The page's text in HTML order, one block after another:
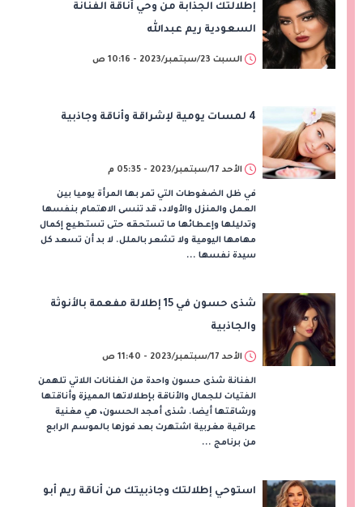
إطلالتك الجذابة من وحي أناقة الفنانة
السعودية ريم عبدالله
السبت 23/سبتمبر/2023 - 10:16 ص
4 لمسات يومية لإشراقة وأناقة وجاذبية
الأحد 17/سبتمبر/2023 - 05:35 م
في ظل الضغوطات التي تمر بها المرأة يوميا بين
العمل والمنزل والأولاد، قد تنسى الاهتمام بنفسها
وتدليلها وإعطائها ما تستحقه حتى تستطيع إكمال
مهامها اليومية ولا تشعر بالملل. لا بد أن تسعد كل
سيدة نفسها ...
شذى حسون في 15 إطلالة مفعمة بالأنوثة
والجاذبية
الأحد 17/سبتمبر/2023 - 11:40 ص
الفنانة شذى حسون واحدة من الفنانات اللاتي تلهمن
الفتيات للجمال والأناقة بإطلالاتها المميزة وأناقتها
ورشاقتها أيضا. شذى أمجد الحسون، هي مغنية
عراقية مغربية اشتهرت بعد فوزها بالموسم الرابع
من برنامج ...
استوحي إطلالتك وجاذبيتك من أناقة ريم أبو